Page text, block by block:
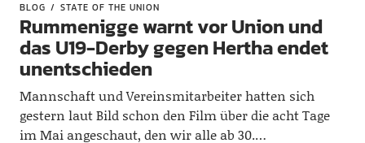
BLOG STATE OF THE UNION
Rummenigge warnt vor Union und
das U19-Derby gegen Hertha endet
unentschieden
Mannschaft und Vereinsmitarbeiter hatten sich
gestern laut Bild schon den Film über die acht Tage
im Mai angeschaut, den wir alle ab 30.…